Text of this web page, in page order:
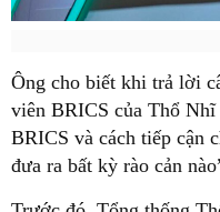
Ông cho biết khi trả lời
viên BRICS của Thổ
BRICS và cách tiếp cận
đưa ra bất kỳ rào cản